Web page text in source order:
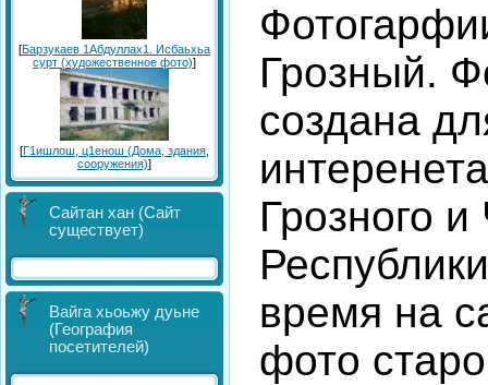
[Барзукаев 1Абдуллах1. Исбаьхьа
сурт (художественное фото)]
[Г1ишлош, ц1енош (Дома, здания,
сооружения)]
Сайтан хан (Сайт
существует)
Вайга хьоьжу дуьне
(География
посетителей)
Грозный.
создана
Грозного
время на
фото